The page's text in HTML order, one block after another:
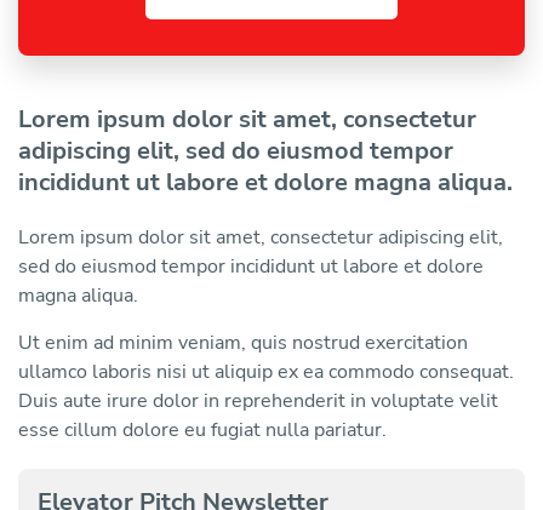
Lorem ipsum dolor sit amet, consectetur
adipiscing elit, sed do eiusmod tempor
incididunt ut labore et dolore magna aliqua.
Lorem ipsum dolor sit amet, consectetur adipiscing elit,
sed do eiusmod tempor incididunt ut labore et dolore
magna aliqua.
Ut enim ad minim veniam, quis nostrud exercitation
ullamco laboris nisi ut aliquip ex ea commodo consequat.
Duis aute irure dolor in reprehenderit in voluptate velit
esse cillum dolore eu fugiat nulla pariatur.
Elevator Pitch Newsletter